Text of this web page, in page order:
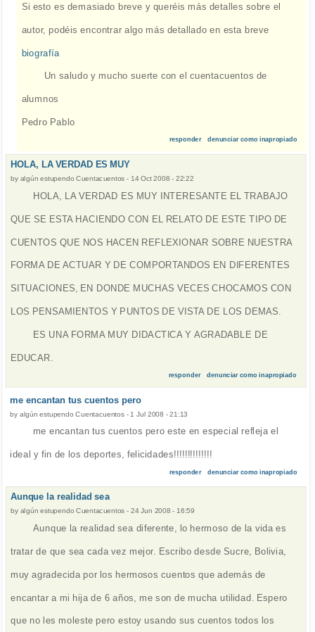
Si esto es demasiado breve y queréis más detalles sobre el
autor, podéis encontrar algo más detallado en esta breve
biografía
Un saludo y mucho suerte con el cuentacuentos de
alumnos
Pedro Pablo
responder denunciar como inapropiado
HOLA, LA VERDAD ES MUY
by algún estupendo Cuentacuentos - 14 Oct 2008 - 22:22
HOLA, LA VERDAD ES MUY INTERESANTE EL TRABAJO
QUE SE ESTA HACIENDO CON EL RELATO DE ESTE TIPO DE
CUENTOS QUE NOS HACEN REFLEXIONAR SOBRE NUESTRA
FORMA DE ACTUAR Y DE COMPORTANDOS EN DIFERENTES
SITUACIONES, EN DONDE MUCHAS VECES CHOCAMOS CON
LOS PENSAMIENTOS Y PUNTOS DE VISTA DE LOS DEMAS.
ES UNA FORMA MUY DIDACTICA Y AGRADABLE DE
EDUCAR.
responder denunciar como inapropiado
me encantan tus cuentos pero
by algún estupendo Cuentacuentos- 1 Jul 2008 - 21:13
me encantan tus cuentos pero este en especial refleja el
ideal y fin de los deportes, felicidades!!!!!!!!!!!!!!
responder denunciar como inapropiado
Aunque la realidad sea
by algún estupendo Cuentacuentos - 24 Jun 2008 - 16:59
Aunque la realidad sea diferente, lo hermoso de la vida es
tratar de que sea cada vez mejor. Escribo desde Sucre, Bolivia,
muy agradecida por los hermosos cuentos que además de
encantar a mi hija de 6 años, me son de mucha utilidad. Espero
que no les moleste pero estoy usando sus cuentos todos los